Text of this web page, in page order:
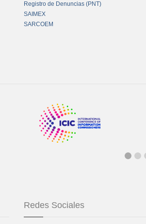
Registro de Denuncias (PNT)
SAIMEX
SARCOEM
Redes Sociales